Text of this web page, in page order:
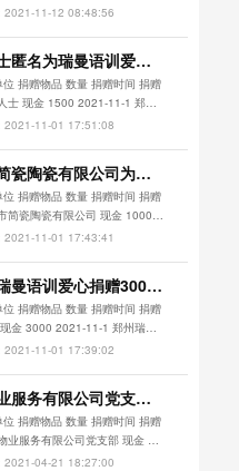
2021-11-12 08:48:56
匿名为瑞曼语训爱心
元
2021-11-01 17:51:08
瓷陶瓷有限公司为瑞
心捐赠1000元
...
2021-11-01 17:43:41
曼语训爱心捐赠3000
2021-11-01 17:39:02
服务有限公司党支部
训捐赠现金与玩具
2021-04-21 18:27:00